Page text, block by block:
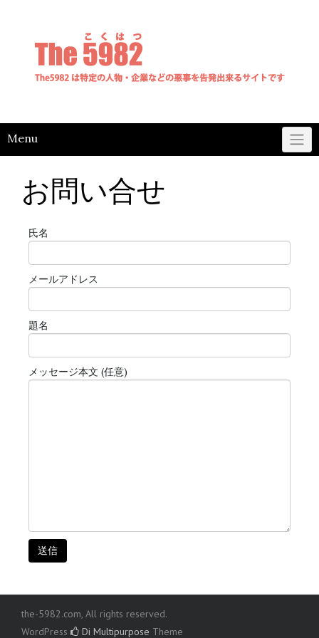
Menu
お問い合せ
氏名
メールアドレス
題名
メッセージ本文 (任意)
the-5982.com, All rights reserved.
WordPress
Di Multipurpose Theme